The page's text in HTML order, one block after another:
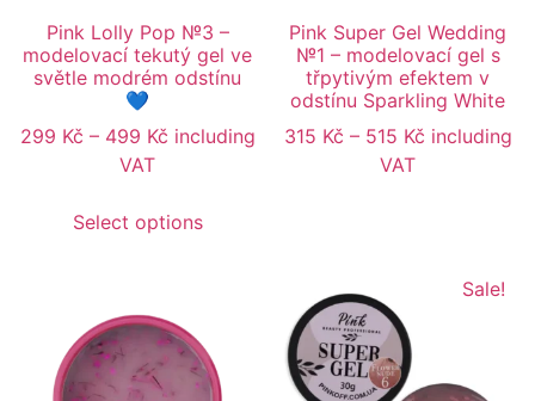
Pink Lolly Pop №3 –
modelovací tekutý gel ve
světle modrém odstínu
💙
299 Kč – 499 Kč including
VAT
Select options
Pink Super Gel Wedding
№1 – modelovací gel s
třpytivým efektem v
odstínu Sparkling White
315 Kč – 515 Kč including
VAT
Sale!